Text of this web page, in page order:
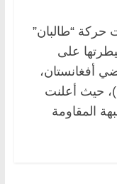
“طالبان”
على
أفغانستان،
حيث أعلنت
المقاومة